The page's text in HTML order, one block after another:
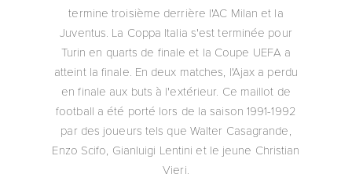
termine troisième derrière l'AC Milan et la
Juventus. La Coppa Italia s'est terminée pour
Turin en quarts de finale et la Coupe UEFA a
atteint la finale. En deux matches, l'Ajax a perdu
en finale aux buts à l'extérieur. Ce maillot de
football a été porté lors de la saison 1991-1992
par des joueurs tels que Walter Casagrande,
Enzo Scifo, Gianluigi Lentini et le jeune Christian
Vieri.